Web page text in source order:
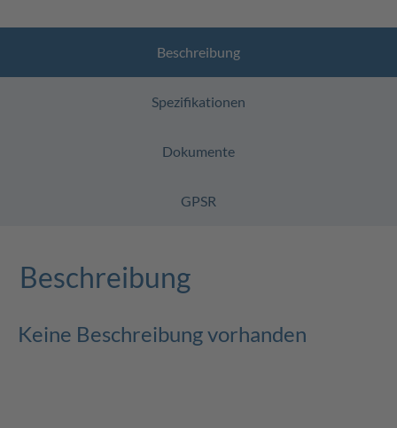
Beschreibung
Spezifikationen
Dokumente
GPSR
Beschreibung
Keine Beschreibung vorhanden